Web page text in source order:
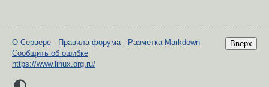
Вверх
О Сервере - Правила форума- Разметка Markdown
Сообщить об ошибке
https://www.linux.org.ru/